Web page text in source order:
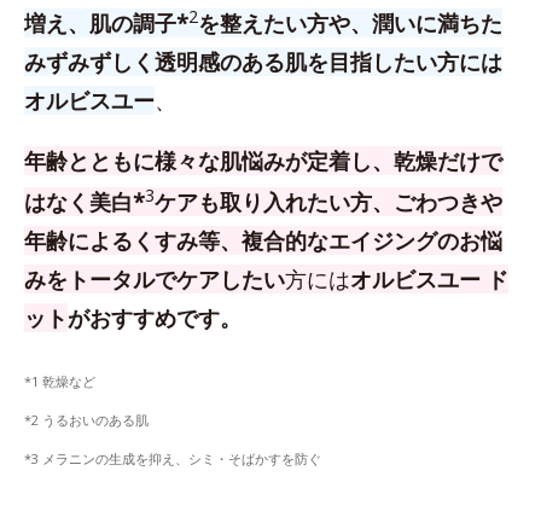
増え、肌の調子*2を整えたい方や、潤いに満ちた
みずみずしく透明感のある肌を目指したい方には
オルビスユー、
年齢とともに様々な肌悩みが定着し、乾燥だけで
はなく美白*3ケアも取り入れたい方、 ごわつきや
年齢によるくすみ等、複合的なエイジングのお悩
みをトータルでケアしたい方にはオルビスユー ド
ットがおすすめです。
*1 乾燥など
*2 うるおいのある肌
*3 メラニンの生成を抑え、シミ・そばかすを防ぐ